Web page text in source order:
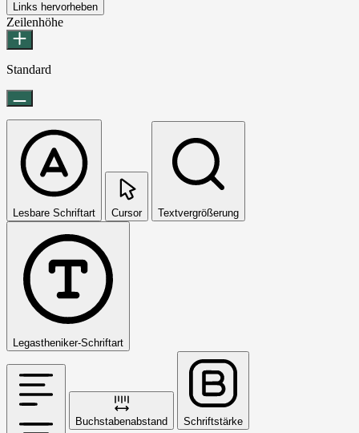
Links hervorheben
Zeilenhöhe
Standard
Lesbare Schriftart Cursor Textvergrößerung
Legastheniker-Schriftart
Buchstabenabstand Schriftstärke